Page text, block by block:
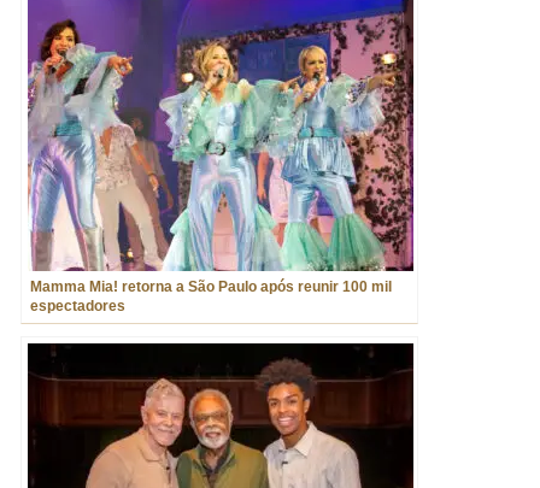
Mamma Mia! retorna a São Paulo após reunir 100 mil
espectadores